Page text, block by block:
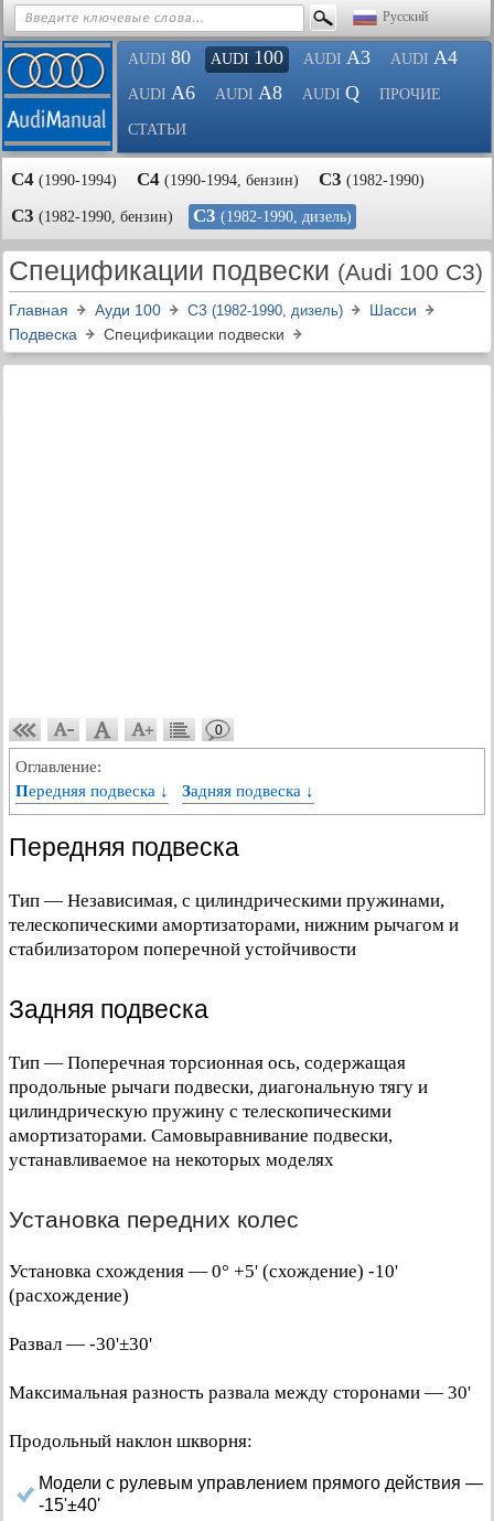
Русский
AUDI 80 AUDI 100 AUDI A3 AUDI A4
AUDI A6 AUDI A8 AUDI Q ПРОЧИЕ
СТАТЬИ
С4 (1990-1994) С4 (1990-1994, бензин) С3 (1982-1990)
С3 (1982-1990, бензин) С3 (1982-1990, дизель)
Спецификации подвески (Audi 100 C3)
Главная Ауди 100 С3 (1982-1990, дизель)
Шасси
Подвеска
Спецификации подвески
0
Оглавление:
Передняя подвеска ↓
Задняя подвеска ↓
Передняя подвеска
Тип — Независимая, с цилиндрическими пружинами,
телескопическими амортизаторами, нижним рычагом и
стабилизатором поперечной устойчивости
Задняя подвеска
Тип — Поперечная торсионная ось, содержащая
продольные рычаги подвески, диагональную тягу и
цилиндрическую пружину с телескопическими
амортизаторами. Самовыравнивание подвески,
устанавливаемое на некоторых моделях
Установка передних колес
Установка схождения — 0° +5' (схождение) -10'
(расхождение)
Развал — -30'±30'
Максимальная разность развала между сторонами — 30'
Продольный наклон шкворня:
Модели с рулевым управлением прямого действия —
-15'±40'